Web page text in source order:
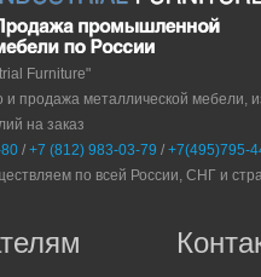
Furniture"
и продажа металлической мебели,
на заказ
/ +7 (812) 983-03-79 / +7(495)795-
по всей России, СНГ и